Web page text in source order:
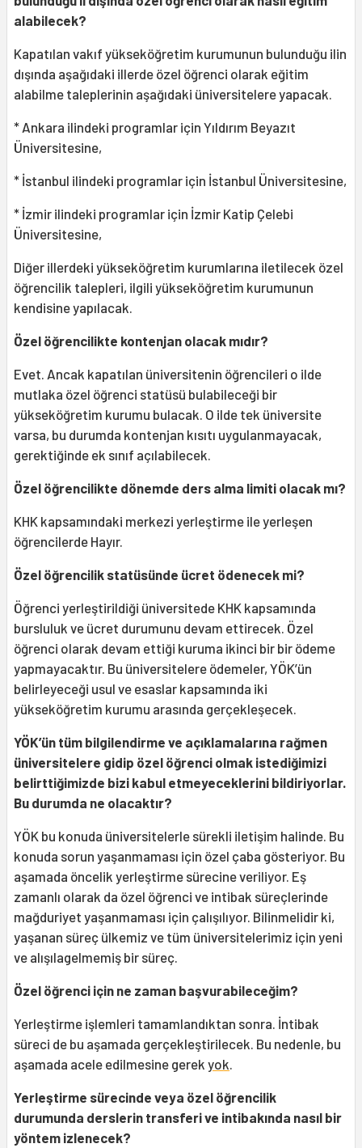
alabilecek?
Kapatılan vakıf yükseköğretim kurumunun bulunduğu ilin
dışında aşağıdaki illerde özel öğrenci olarak eğitim
alabilme taleplerinin aşağıdaki üniversitelere yapacak.
* Ankara ilindeki programlar için Yıldırım Beyazıt
Üniversitesine,
* İstanbul ilindeki programlar için İstanbul Üniversitesine,
* İzmir ilindeki programlar için İzmir Katip Çelebi
Üniversitesine,
Diğer illerdeki yükseköğretim kurumlarına iletilecek özel
öğrencilik talepleri, ilgili yükseköğretim kurumunun
kendisine yapılacak.
Özel öğrencilikte kontenjan olacak mıdır?
Evet. Ancak kapatılan üniversitenin öğrencileri o ilde
mutlaka özel öğrenci statüsü bulabileceği bir
yükseköğretim kurumu bulacak. O ilde tek üniversite
varsa, bu durumda kontenjan kısıtı uygulanmayacak,
gerektiğinde ek sınıf açılabilecek.
Özel öğrencilikte dönemde ders alma limiti olacak mı?
KHK kapsamındaki merkezi yerleştirme ile yerleşen
öğrencilerde Hayır.
Özel öğrencilik statüsünde ücret ödenecek mi?
Öğrenci yerleştirildiği üniversitede KHK kapsamında
bursluluk ve ücret durumunu devam ettirecek. Özel
öğrenci olarak devam ettiği kuruma ikinci bir bir ödeme
yapmayacaktır. Bu üniversitelere ödemeler, YÖK’ün
belirleyeceği usul ve esaslar kapsamında iki
yükseköğretim kurumu arasında gerçekleşecek.
YÖK’ün tüm bilgilendirme ve açıklamalarına rağmen
üniversitelere gidip özel öğrenci olmak istediğimizi
belirttiğimizde bizi kabul etmeyeceklerini bildiriyorlar.
Bu durumda ne olacaktır?
YÖK bu konuda üniversitelerle sürekli iletişim halinde. Bu
konuda sorun yaşanmaması için özel çaba gösteriyor. Bu
aşamada öncelik yerleştirme sürecine veriliyor. Eş
zamanlı olarak da özel öğrenci ve intibak süreçlerinde
mağduriyet yaşanmaması için çalışılıyor. Bilinmelidir ki,
yaşanan süreç ülkemiz ve tüm üniversitelerimiz için yeni
ve alışılagelmemiş bir süreç.
Özel öğrenci için ne zaman başvurabileceğim?
Yerleştirme işlemleri tamamlandıktan sonra. İntibak
süreci de bu aşamada gerçekleştirilecek. Bu nedenle, bu
aşamada acele edilmesine gerek yok.
Yerleştirme sürecinde veya özel öğrencilik
durumunda derslerin transferi ve intibakında nasıl bir
yöntem izlenecek?